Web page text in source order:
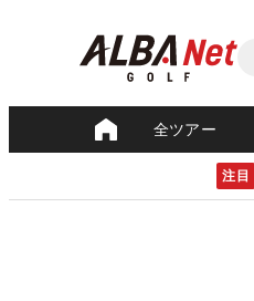
全ツアー
注目